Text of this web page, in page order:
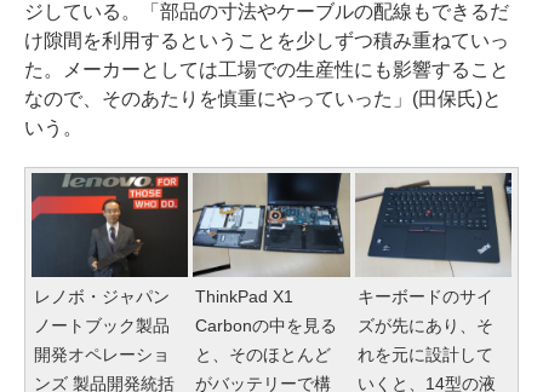
ジしている。「部品の寸法やケーブルの配線もできるだ
け隙間を利用するということを少しずつ積み重ねていっ
た。メーカーとしては工場での生産性にも影響すること
なので、そのあたりを慎重にやっていった」(田保氏)と
いう。
レノボ・ジャパン
ノートブック製品
開発オペレーショ
ンズ 製品開発統括
ThinkPad X1
Carbonの中を見る
と、そのほとんど
がバッテリーで構
キーボードのサイ
ズが先にあり、そ
れを元に設計して
いくと、14型の液